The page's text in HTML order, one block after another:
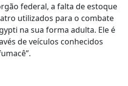
federal, a falta de estoque
utilizados para o combate
na sua forma adulta. Ele é
de veículos conhecidos